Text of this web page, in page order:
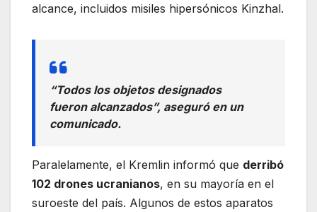
alcance, incluidos misiles hipersónicos Kinzhal.
“Todos los objetos designados
fueron alcanzados”, aseguró en un
comunicado.
Paralelamente, el Kremlin informó que derribó
102 drones ucranianos, en su mayoría en el
suroeste del país. Algunos de estos aparatos